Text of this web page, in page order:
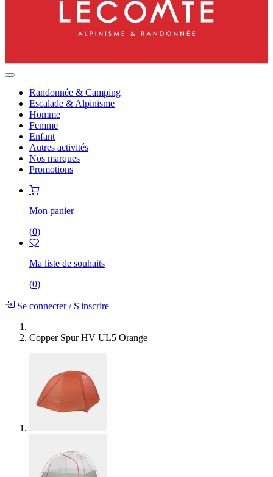
Randonnée & Camping
Escalade & Alpinisme
Homme
Femme
Enfant
Autres activités
Nos marques
Promotions
Mon panier
(0)
Ma liste de souhaits
(0)
Se connecter/S'inscrire
Copper Spur HV UL5 Orange